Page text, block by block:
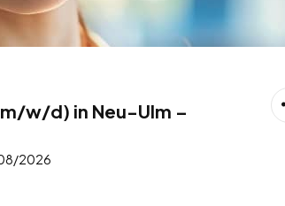
w/d) in Neu-Ulm –
2026